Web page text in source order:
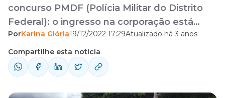
concurso PMDF (Polícia Militar do Distrito
Federal): o ingresso na corporação está
previsto para a partir do mês de setembro
de 2023. A informação foi dada pelo Coronel
Fábio Augusto, comandante geral da
corporação, durante live realizada nesta
segunda-feira (19/12). Ele reforçou a
PorKarina Glória19/12/2022 17:29Atualizado há 3 anos
Compartilhe esta notícia